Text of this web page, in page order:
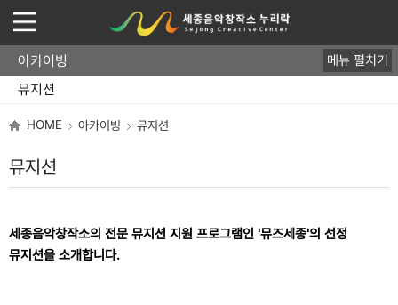
아카이빙
뮤지션
음반
영상/사진
메뉴 펼치기
HOME 아카이빙 뮤지션
뮤지션
세종음악창작소의 전문 뮤지션 지원 프로그램인 '뮤즈세종'의 선정
뮤지션을 소개합니다.